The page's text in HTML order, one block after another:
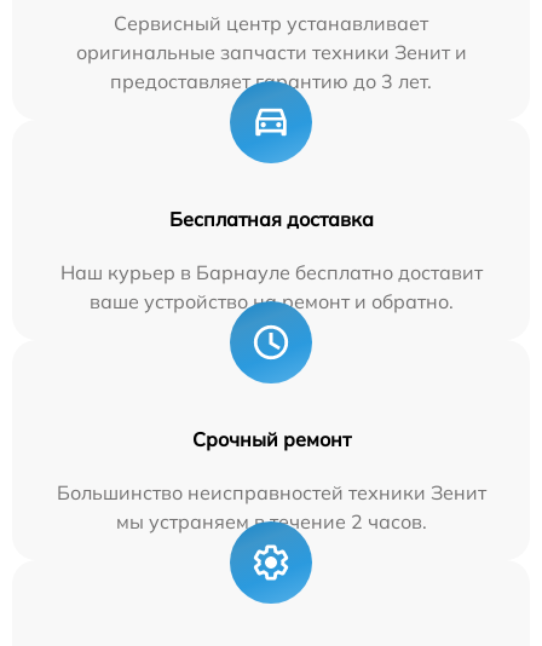
Сервисный центр устанавливает
оригинальные запчасти техники Зенит и
предоставляет гарантию до 3 лет.
Бесплатная доставка
Наш курьер в Барнауле бесплатно доставит
ваше устройство на ремонт и обратно.
Срочный ремонт
Большинство неисправностей техники Зенит
мы устраняем в течение 2 часов.